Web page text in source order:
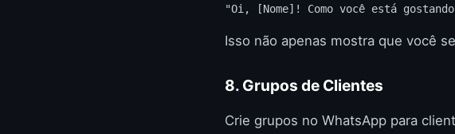
"Oi, [Nome]! Como você está
Isso não apenas mostra que você
8. Grupos de Clientes
Crie grupos no WhatsApp para